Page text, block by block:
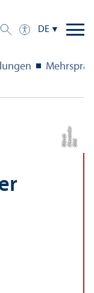
DE
Bil
d:
Al
e
x
a
n d
e
rM
ü
n
c
h